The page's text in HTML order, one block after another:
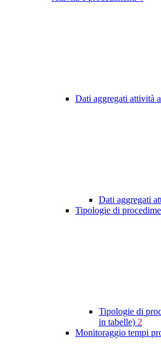
Dati aggregati attività
Dati aggregati
Tipologie di
Tipologie di
in tabelle) 2
Monitoraggio tempi